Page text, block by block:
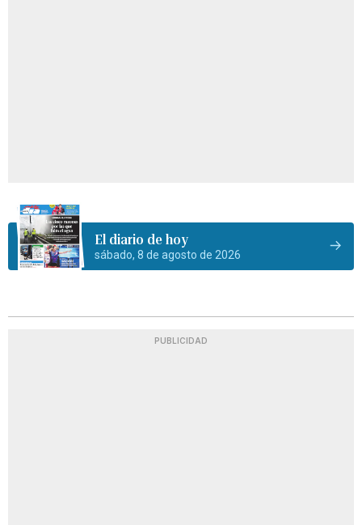
El diario de hoy
sábado, 8 de agosto de 2026
PUBLICIDAD